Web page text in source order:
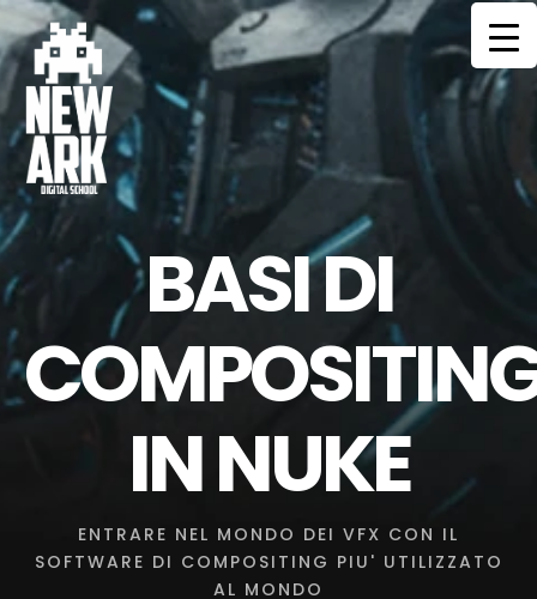
HOME
CORSI
MENTORS
COMMUNITY
CONTATTI
BASI DI
IN NUKE
ENTRARE NEL MONDO DEI VFX CON IL
SOFTWARE DI COMPOSITING PIU' UTILIZZATO
AL MONDO